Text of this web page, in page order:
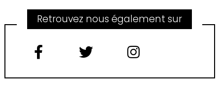
Retrouvez nous également sur